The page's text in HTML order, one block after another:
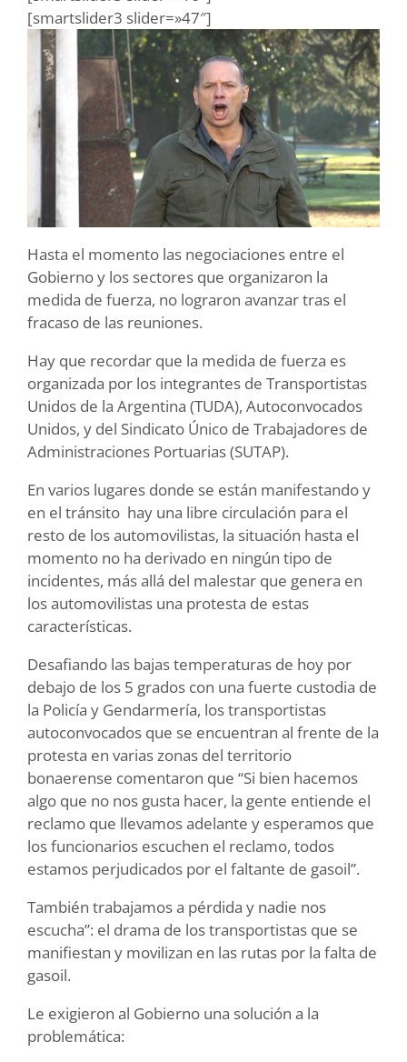
[smartslider3 slider=»47″]
Hasta el momento las negociaciones entre el
Gobierno y los sectores que organizaron la
medida de fuerza, no lograron avanzar tras el
fracaso de las reuniones.
Hay que recordar que la medida de fuerza es
organizada por los integrantes de Transportistas
Unidos de la Argentina (TUDA), Autoconvocados
Unidos, y del Sindicato Único de Trabajadores de
Administraciones Portuarias (SUTAP).
En varios lugares donde se están manifestando y
en el tránsito hay una libre circulación para el
resto de los automovilistas, la situación hasta el
momento no ha derivado en ningún tipo de
incidentes, más allá del malestar que genera en
los automovilistas una protesta de estas
características.
Desafiando las bajas temperaturas de hoy por
debajo de los 5 grados con una fuerte custodia de
la Policía y Gendarmería, los transportistas
autoconvocados que se encuentran al frente de la
protesta en varias zonas del territorio
bonaerense comentaron que “Si bien hacemos
algo que no nos gusta hacer, la gente entiende el
reclamo que llevamos adelante y esperamos que
los funcionarios escuchen el reclamo, todos
estamos perjudicados por el faltante de gasoil”.
También trabajamos a pérdida y nadie nos
escucha”: el drama de los transportistas que se
manifiestan y movilizan en las rutas por la falta de
gasoil.
Le exigieron al Gobierno una solución a la
problemática: